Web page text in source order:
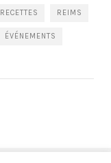
RECETTES REIMS
ÉVÉNEMENTS